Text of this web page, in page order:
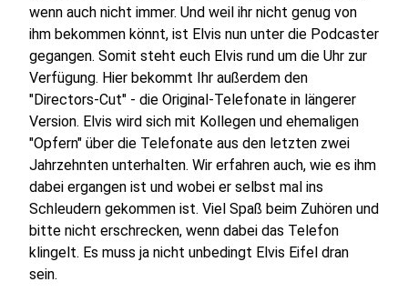
wenn auch nicht immer. Und weil ihr nicht genug von
ihm bekommen könnt, ist Elvis nun unter die Podcaster
gegangen. Somit steht euch Elvis rund um die Uhr zur
Verfügung. Hier bekommt Ihr außerdem den
"Directors-Cut" - die Original-Telefonate in längerer
Version. Elvis wird sich mit Kollegen und ehemaligen
"Opfern" über die Telefonate aus den letzten zwei
Jahrzehnten unterhalten. Wir erfahren auch, wie es ihm
dabei ergangen ist und wobei er selbst mal ins
Schleudern gekommen ist. Viel Spaß beim Zuhören und
bitte nicht erschrecken, wenn dabei das Telefon
klingelt. Es muss ja nicht unbedingt Elvis Eifel dran
sein.